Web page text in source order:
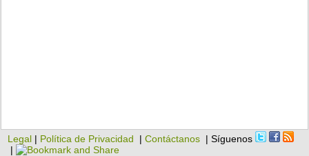
Legal | Política de Privacidad |Contáctanos | Síguenos
|